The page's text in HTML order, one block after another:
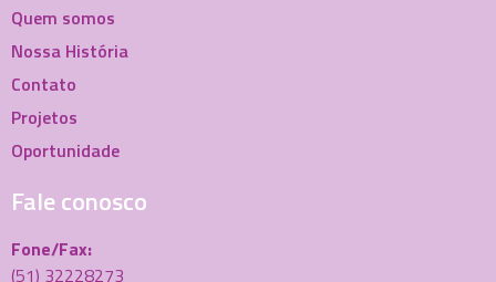
Quem somos
Nossa História
Contato
Projetos
Oportunidade
Fale conosco
Fone/Fax:
(51) 32228273